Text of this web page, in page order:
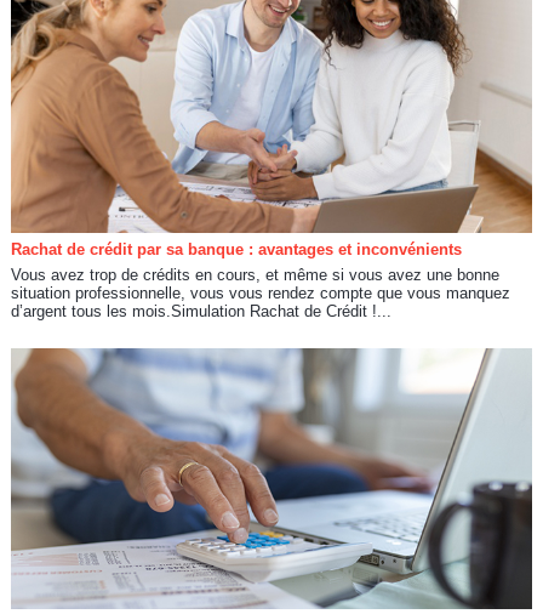
Rachat de crédit par sa banque : avantages et inconvénients
Vous avez trop de crédits en cours, et même si vous avez une bonne
situation professionnelle, vous vous rendez compte que vous manquez
d’argent tous les mois.Simulation Rachat de Crédit !...